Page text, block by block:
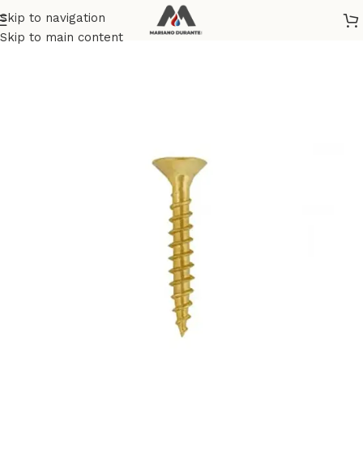
Skip to navigation
Skip to main content
Home/BRICOLAGE E FAI DA TE